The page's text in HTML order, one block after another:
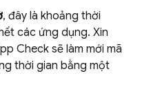
, đây là khoảng thời
các ứng dụng. Xin
Check sẽ làm mới mã
thời gian bằng một